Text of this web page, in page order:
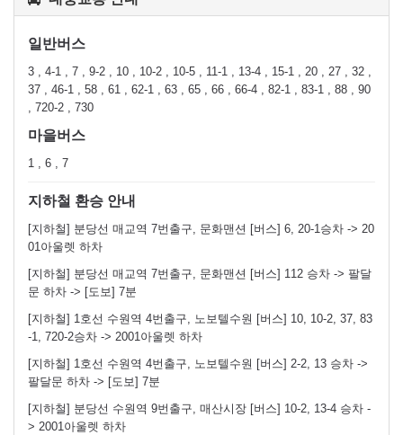
일반버스
3 , 4-1 , 7 , 9-2 , 10 , 10-2 , 10-5 , 11-1 , 13-4 , 15-1 , 20 , 27 , 32 ,
37 , 46-1 , 58 , 61 , 62-1 , 63 , 65 , 66 , 66-4 , 82-1 , 83-1 , 88 , 90
, 720-2 , 730
마을버스
1 , 6 , 7
지하철 환승 안내
[지하철] 분당선 매교역 7번출구, 문화맨션 [버스] 6, 20-1승차 -> 20
01아울렛 하차
[지하철] 분당선 매교역 7번출구, 문화맨션 [버스] 112 승차 -> 팔달
문 하차 -> [도보] 7분
[지하철] 1호선 수원역 4번출구, 노보텔수원 [버스] 10, 10-2, 37, 83
-1, 720-2승차 -> 2001아울렛 하차
[지하철] 1호선 수원역 4번출구, 노보텔수원 [버스] 2-2, 13 승차 ->
팔달문 하차 -> [도보] 7분
[지하철] 분당선 수원역 9번출구, 매산시장 [버스] 10-2, 13-4 승차 -
> 2001아울렛 하차